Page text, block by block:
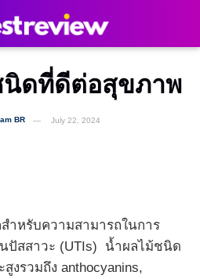
นิดที่ดีต่อสุขภาพ
BR July 22, 2024
ำหรับความสามารถในการ
ปัสสาวะ (UTIs) น้ำผลไม้ชนิด
งรวมถึง anthocyanins,